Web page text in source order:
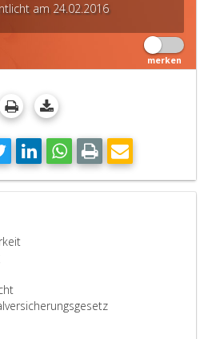
am 24.02.2016
merken